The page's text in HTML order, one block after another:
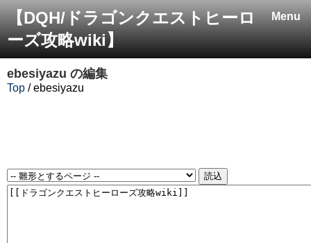
Menu
【DQH/ドラゴンクエストヒーロ
ーズ攻略wiki】
ebesiyazu の編集
Top / ebesiyazu